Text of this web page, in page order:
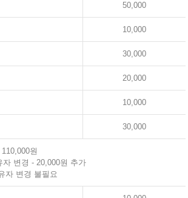
50,000
10,000
30,000
20,000
10,000
30,000
원
자 변경 - 20,000원 추가
자 변경 불필요